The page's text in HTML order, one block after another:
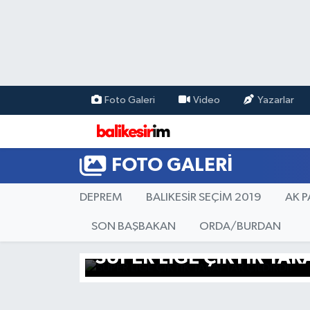
Foto Galeri Video Yazarlar
FOTO GALERI
DEPREM BALIKESİR SEÇİM 2019 AK
SON BAŞBAKAN ORDA/BURDAN
SÜPER LİGE ÇIKTIK